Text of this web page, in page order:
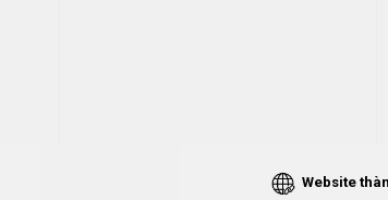
Website